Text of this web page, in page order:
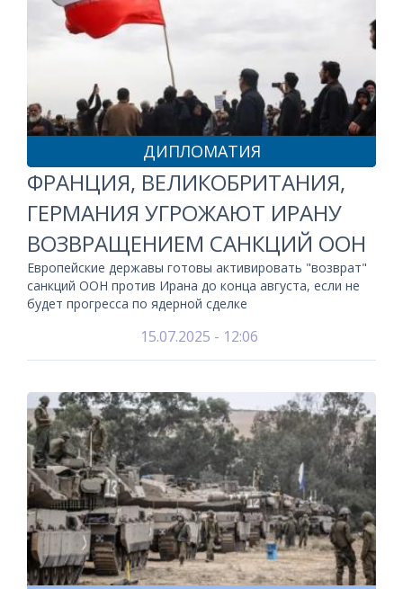
ДИПЛОМАТИЯ
ФРАНЦИЯ, ВЕЛИКОБРИТАНИЯ,
ГЕРМАНИЯ УГРОЖАЮТ ИРАНУ
ВОЗВРАЩЕНИЕМ САНКЦИЙ ООН
Европейские державы готовы активировать "возврат"
санкций ООН против Ирана до конца августа, если не
будет прогресса по ядерной сделке
15.07.2025 - 12:06